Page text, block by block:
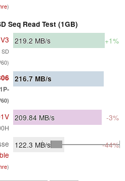
)
Seq Read Test (1GB)
SD
219.2 MB/s +1%
216.7 MB/s
209.84 MB/s -3%
)
122.3 MB/s -44%